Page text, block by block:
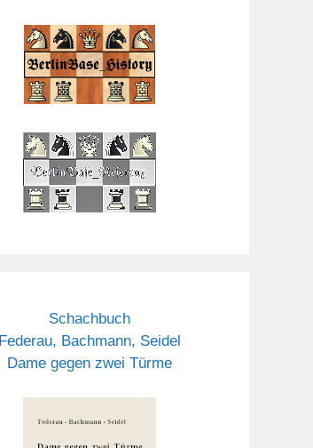
Schachbuch
Federau, Bachmann, Seidel
Dame gegen zwei Türme